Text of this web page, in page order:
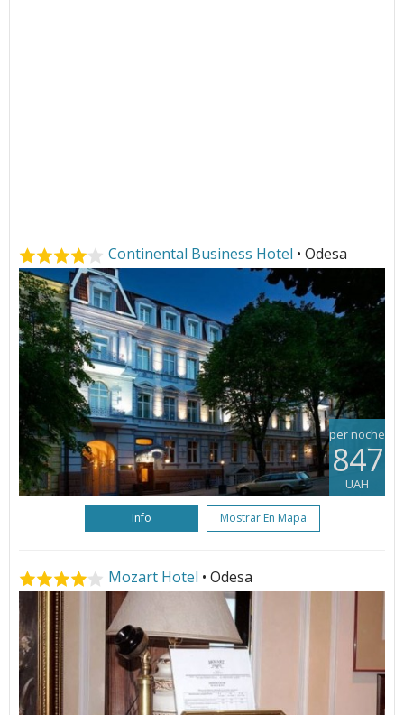
Continental Business Hotel • Odesa
per noche
847
UAH
Info Mostrar En Mapa
Mozart Hotel • Odesa